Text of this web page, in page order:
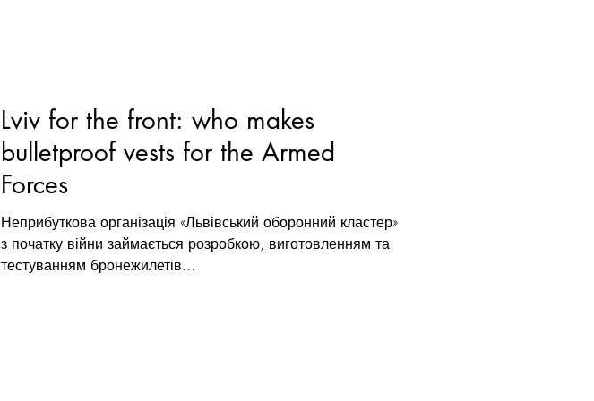
Lviv for the front: who makes
bulletproof vests for the Armed
Forces
Неприбуткова організація «Львівський оборонний кластер»
з початку війни займається розробкою, виготовленням та
тестуванням бронежилетів...